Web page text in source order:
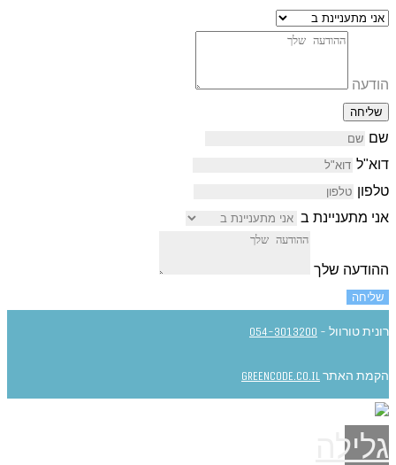
הודעה
שליחה
שם
דוא"ל
טלפון
אני מתעניינת ב
ההודעה שלך
שליחה
רונית טורוול - 054-3013200
הקמת האתרGREENCODE.CO.IL
גלילה